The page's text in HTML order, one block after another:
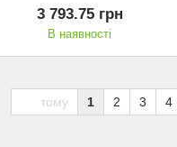
кришкою
3 793.75 грн
В наявності
тому 1 2 3 4